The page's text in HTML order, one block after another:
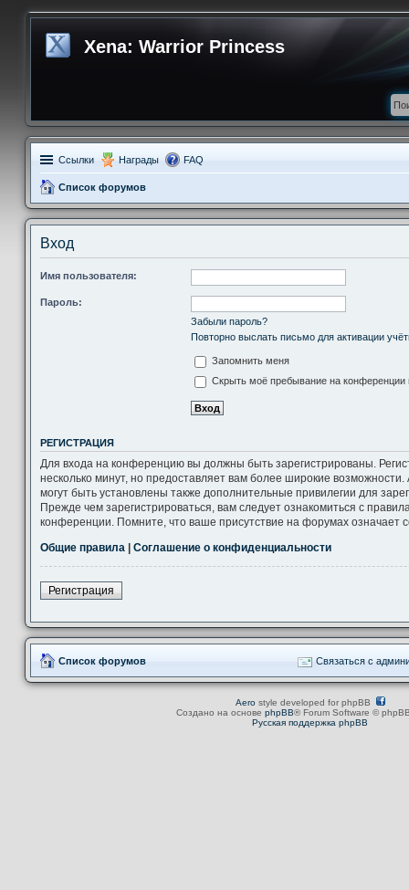
Xena: Warrior Princess
Ссылки Награды FAQ
Список форумов
Вход
Имя пользователя:
Пароль:
Забыли пароль?
Повторно выслать письмо для активации
Запомнить меня
Скрыть моё пребывание на конференции
РЕГИСТРАЦИЯ
Для входа на конференцию вы должны быть зарегистрированы.
несколько минут, но предоставляет вам более широкие
могут быть установлены также дополнительные привилегии для
Прежде чем зарегистрироваться, вам следует ознакомиться с
конференции. Помните, что ваше присутствие на форумах означает
Общие правила
Соглашение о конфиденциальности
Регистрация
Список форумов Связаться с
Aerostyle developed for phpBB
Создано на основе phpBB® Forum Software ©
Русская поддержка phpBB